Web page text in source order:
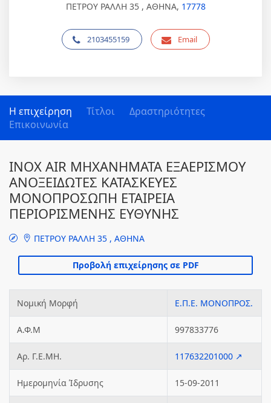
ΠΕΤΡΟΥ ΡΑΛΛΗ 35 , ΑΘΗΝΑ, 17778
2103455159 Email
Η επιχείρηση Τίτλοι
Δραστηριότητες
Επικοινωνία
INOX AIR ΜΗΧΑΝΗΜΑΤΑ ΕΞΑΕΡΙΣΜΟΥ
ΑΝΟΞΕΙΔΩΤΕΣ ΚΑΤΑΣΚΕΥΕΣ
ΜΟΝΟΠΡΟΣΩΠΗ ΕΤΑΙΡΕΙΑ
ΠΕΡΙΟΡΙΣΜΕΝΗΣ ΕΥΘΥΝΗΣ
ΠΕΤΡΟΥ ΡΑΛΛΗ 35 , ΑΘΗΝΑ
Νομική Μορφή Ε.Π.Ε. ΜΟΝΟΠΡΟΣ.
Α.Φ.Μ 997833776
Αρ. Γ.Ε.ΜΗ. 117632201000 ↗
Ημερομηνία Ίδρυσης 15-09-2011